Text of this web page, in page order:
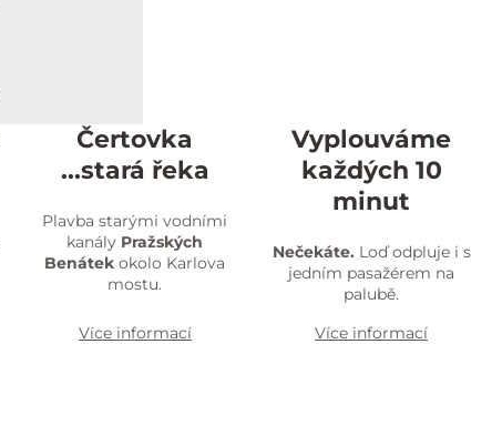
Čertovka
...stará řeka
Plavba starými vodními
kanály Pražských
Benátek okolo Karlova
mostu.
Více informací
Vyplouváme
každých 10
minut
Nečekáte. Loď odpluje i s
jedním pasažérem na
palubě.
Více informací